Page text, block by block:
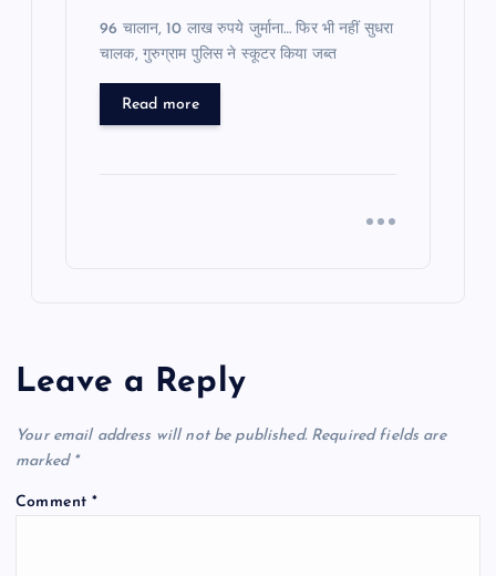
96 चालान, 10 लाख रुपये जुर्माना… फिर भी नहीं सुधरा
चालक, गुरुग्राम पुलिस ने स्कूटर किया जब्त
Read more
Leave a Reply
Your email address will not be published. Required fields are
marked *
Comment*